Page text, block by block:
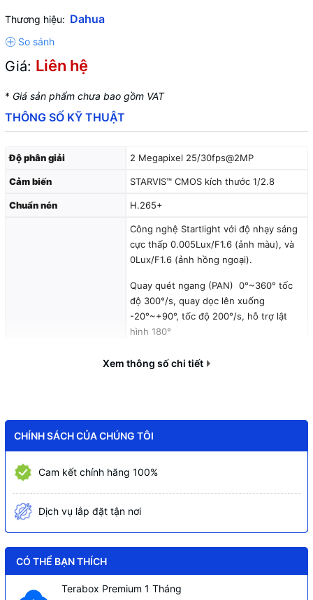
Thương hiệu: Dahua
Giá: Liên hệ
* Giá sản phẩm chưa bao gồm VAT
THÔNG SỐ KỸ THUẬT
Độ phân giải 2 Megapixel 25/30fps@2MP
Cảm biến STARVIS™ CMOS kích thước 1/2.8
Chuẩn nén H.265+
Hỗ trợ
Công nghệ Startlight với độ nhạy sáng
cực thấp 0.005Lux/F1.6 (ảnh màu), và
0Lux/F1.6 (ảnh hồng ngoại).
Quay quét ngang (PAN) 0°~360° tốc
độ 300°/s, quay dọc lên xuống
-20°~+90°, tốc độ 200°/s, hỗ trợ lật
hình 180°
Cài đặt trước 300 điểm với giao thức
(DH-SD), 5 khuôn mẫu (Pattern), 8
trợ chạy lại các cài đặt trước khi có thao
tác điều khiển (Idle Motion).
4.0 - Phân biệt người và xe, Hỗ trợ phát
hiện khuôn mặt, Auto Tracking 3.0,
Phát hiện tụ tập, lãng vãng, phát hiện
rơi, bị lấy mất... Công nghệ tìm kiếm
Cổng audio 1 vào 1 ra, cổng báo động
2 kênh vào 1 kênh ra.
Xem thông số chi tiết
CHÍNH SÁCH CỦA CHÚNG TÔI
Cam kết chính hãng 100%
Dịch vụ lắp đặt tận nơi
CÓ THỂ BẠN THÍCH
Terabox Premium 1 Tháng